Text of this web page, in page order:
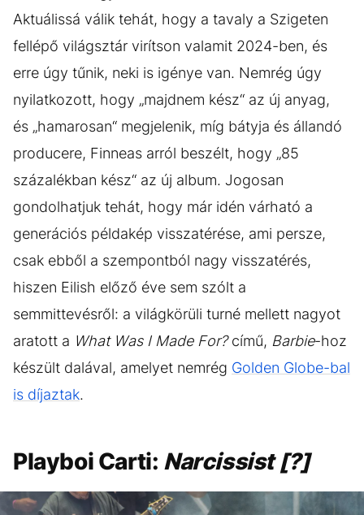
Aktuálissá válik tehát, hogy a tavaly a Szigeten
fellépő világsztár virítson valamit 2024-ben, és
erre úgy tűnik, neki is igénye van. Nemrég úgy
nyilatkozott, hogy „majdnem kész“ az új anyag,
és „hamarosan“ megjelenik, míg bátyja és állandó
producere, Finneas arról beszélt, hogy „85
százalékban kész“ az új album. Jogosan
gondolhatjuk tehát, hogy már idén várható a
generációs példakép visszatérése, ami persze,
csak ebből a szempontból nagy visszatérés,
hiszen Eilish előző éve sem szólt a
semmittevésről: a világkörüli turné mellett nagyot
aratott a What Was I Made For?című, Barbie-hoz
készült dalával, amelyet nemrég Golden Globe-bal
is díjaztak.
Playboi Carti: Narcissist [?]